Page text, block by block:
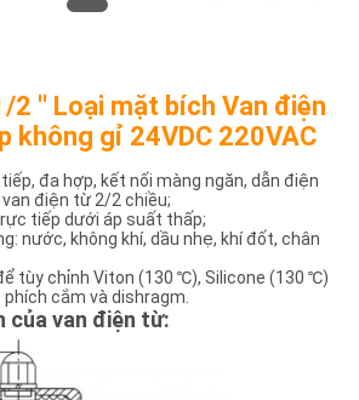
2 '' Loại mặt bích Van điện
không gỉ 24VDC 220VAC
tiếp, đa hợp, kết nối màng ngăn, dẫn điện
điện từ 2/2 chiều;
tiếp dưới áp suất thấp;
nước, không khí, dầu nhẹ, khí đốt, chân
tùy chỉnh Viton (130 ℃), Silicone (130 ℃)
cắm và dishragm.
của van điện từ: